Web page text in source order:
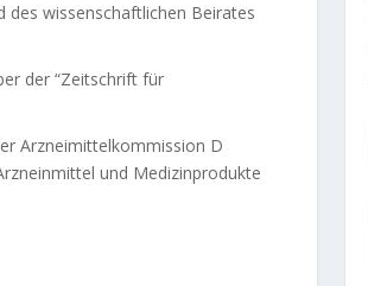
des wissenschaftlichen Beirates
der “Zeitschrift für
Arzneimittelkommission D
und Medizinprodukte